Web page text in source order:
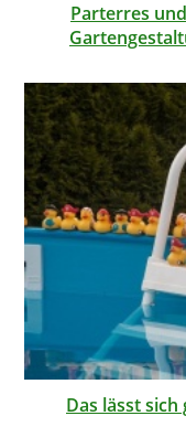
Parterres
Das lässt